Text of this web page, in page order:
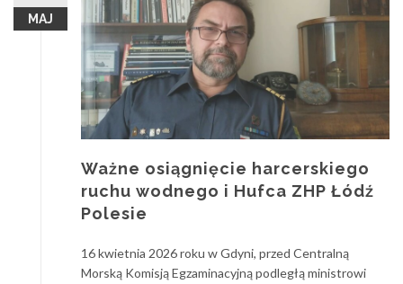
MAJ
Ważne osiągnięcie harcerskiego
ruchu wodnego i Hufca ZHP Łódź
Polesie
16 kwietnia 2026 roku w Gdyni, przed Centralną
Morską Komisją Egzaminacyjną podległą ministrowi